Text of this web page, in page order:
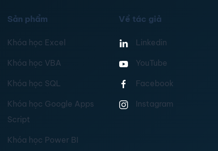
Sản phẩm
Khóa học Excel
Khóa học VBA
Khóa học SQL
Khóa học Google Apps
Script
Khóa học Power BI
Về tác giả
Linkedin
YouTube
Facebook
Instagram